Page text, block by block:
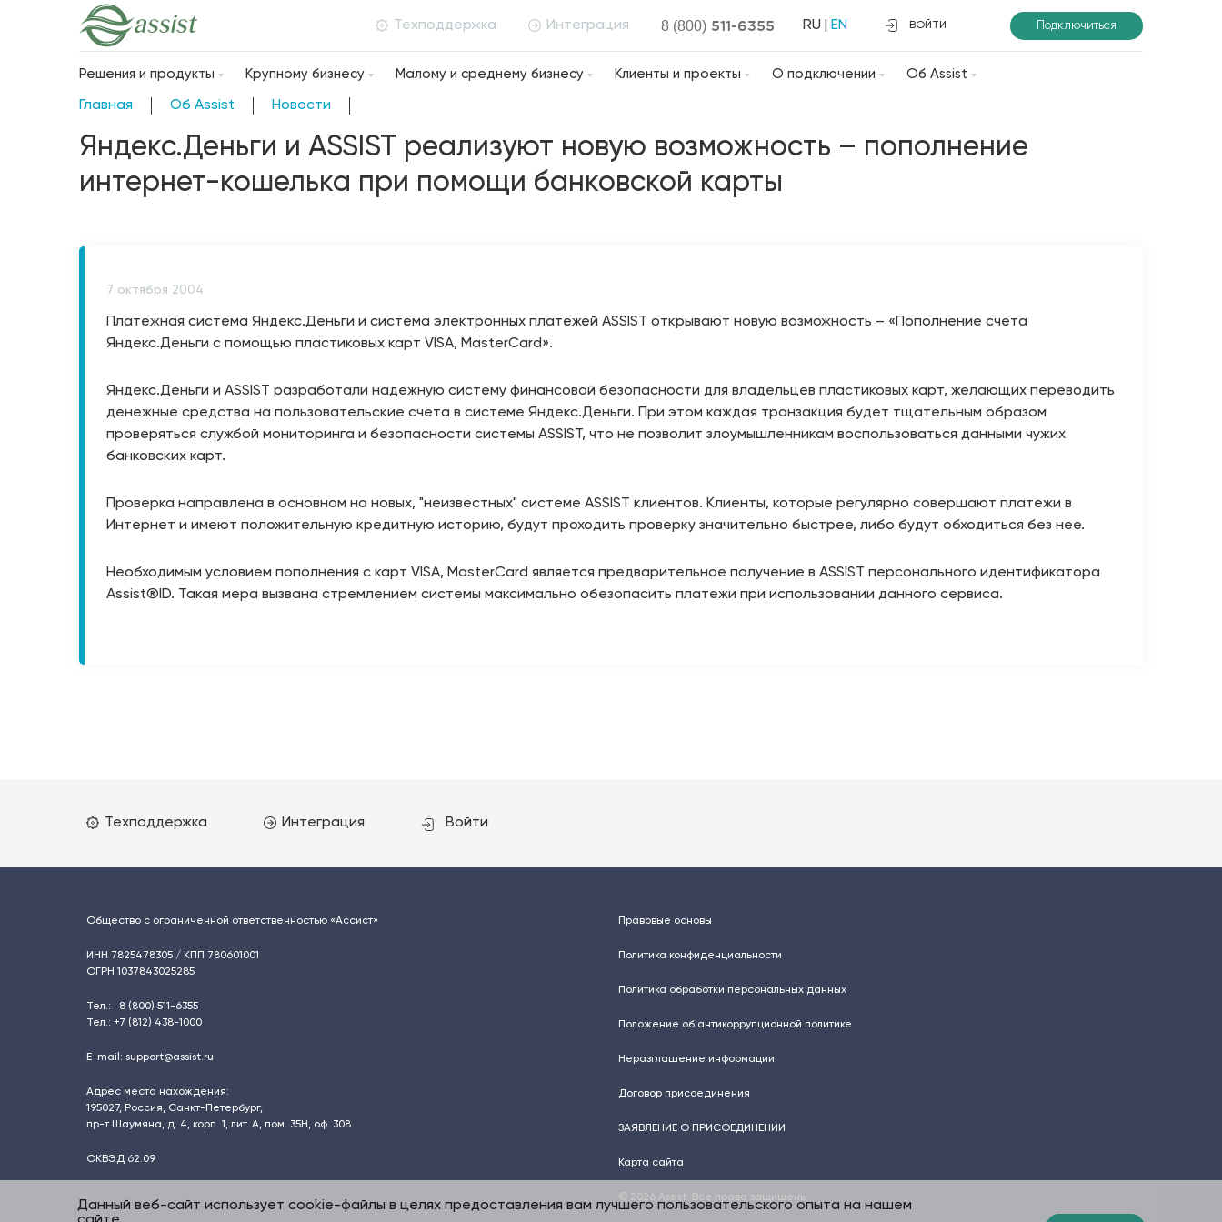
Данный веб-сайт использует cookie-файлы в целях предоставления вам лучшего пользовательского опыта на нашем
Техподдержка Интеграция 8 (800)511-6355 RU EN ВОЙТИ Подключиться
Решения и продукты Крупному бизнесу Малому и среднему бизнесу Клиенты и проекты О подключении Об Assist
Главная Об Assist Новости
Яндекс.Деньги и ASSIST реализуют новую возможность – пополнение
интернет-кошелька при помощи банковской карты
7 октября 2004
Платежная система Яндекс.Деньги и система электронных платежей ASSIST открывают новую возможность – «Пополнение счета
Яндекс.Деньги с помощью пластиковых карт VISA, MasterCard».
Яндекс.Деньги и ASSIST разработали надежную систему финансовой безопасности для владельцев пластиковых карт, желающих переводить
денежные средства на пользовательские счета в системе Яндекс.Деньги. При этом каждая транзакция будет тщательным образом
проверяться службой мониторинга и безопасности системы ASSIST, что не позволит злоумышленникам воспользоваться данными чужих
банковских карт.
Проверка направлена в основном на новых, "неизвестных" системе ASSIST клиентов. Клиенты, которые регулярно совершают платежи в
Интернет и имеют положительную кредитную историю, будут проходить проверку значительно быстрее, либо будут обходиться без нее.
Необходимым условием пополнения с карт VISA, MasterCard является предварительное получение в ASSIST персонального идентификатора
Assist®ID. Такая мера вызвана стремлением системы максимально обезопасить платежи при использовании данного сервиса.
Техподдержка Интеграция Войти
Общество с ограниченной ответственностью «Ассист»
ИНН 7825478305 / КПП 780601001
ОГРН 1037843025285
Тел.: 8 (800) 511-6355
Тел.: +7 (812) 438-1000
E-mail: support@assist.ru
Адрес места нахождения:
195027, Россия, Санкт-Петербург,
пр-т Шаумяна, д. 4, корп. 1, лит. А, пом. 35Н, оф. 308
ОКВЭД 62.09
Правовые основы
Политика конфиденциальности
Политика обработки персональных данных
Положение об антикоррупционной политике
Неразглашение информации
Договор присоединения
ЗАЯВЛЕНИЕ О ПРИСОЕДИНЕНИИ
Карта сайта
© 2026 Assist. Все права защищены.